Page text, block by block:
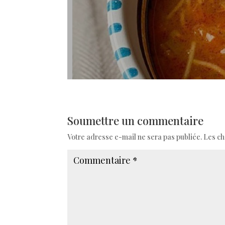
Soumettre un commentaire
Votre adresse e-mail ne sera pas publiée. Les